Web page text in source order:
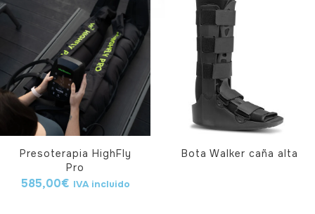
Presoterapia HighFly
Pro
585,00€ IVA incluido
Bota Walker caña alta